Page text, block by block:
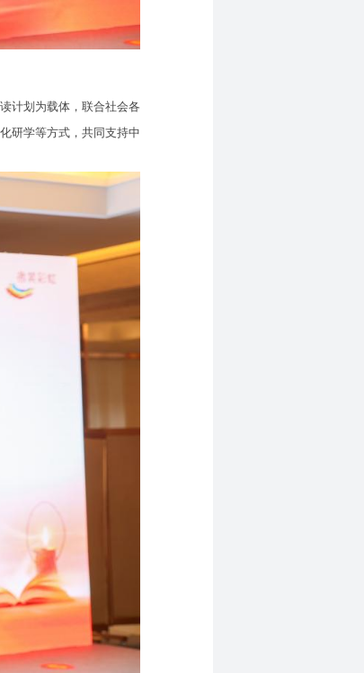
计划为载体，联合社会各
研学等方式，共同支持中